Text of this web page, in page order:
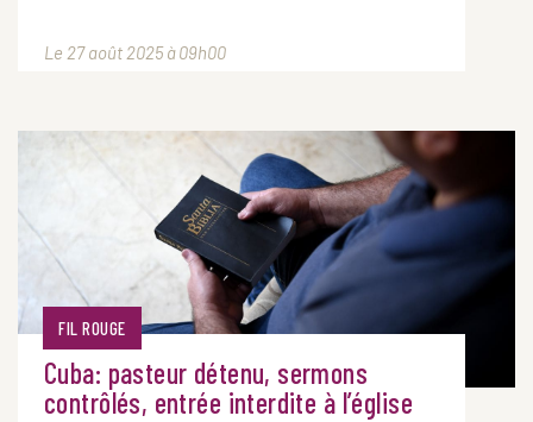
Le 27 août 2025 à 09h00
FIL ROUGE
Cuba: pasteur détenu, sermons
contrôlés, entrée interdite à l’église